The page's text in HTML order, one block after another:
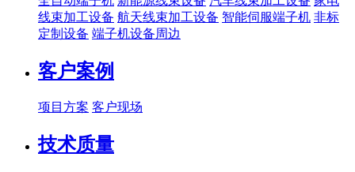
线束加工设备 航天线束加工设备 智能伺服端子机 非标
定制设备 端子机设备周边
客户案例
项目方案 客户现场
技术质量